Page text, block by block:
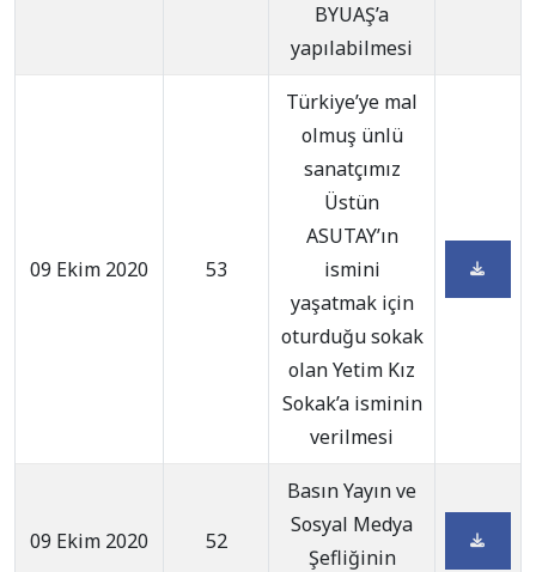
BYUAŞ’a
yapılabilmesi
09 Ekim 2020 53
Türkiye’ye mal
olmuş ünlü
sanatçımız
Üstün
ASUTAY’ın
ismini
yaşatmak için
oturduğu sokak
olan Yetim Kız
Sokak’a isminin
verilmesi
09 Ekim 2020 52
Basın Yayın ve
Sosyal Medya
Şefliğinin